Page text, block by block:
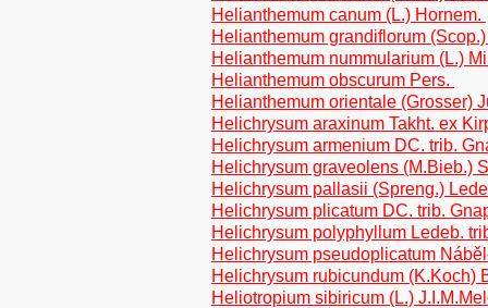
Helianthemum canum (L.) Hornem.
Helianthemum grandiflorum
Helianthemum nummularium (L.)
Helianthemum obscurum Pers.
Helianthemum orientale (Grosser)
Helichrysum araxinum Takht. ex
Helichrysum armenium DC. trib.
Helichrysum graveolens (M.Bieb.)
Helichrysum pallasii (Spreng.)
Helichrysum plicatum DC. trib.
Helichrysum polyphyllum Ledeb.
Helichrysum pseudoplicatum
Helichrysum rubicundum (K.Koch)
Heliotropium sibiricum (L.)